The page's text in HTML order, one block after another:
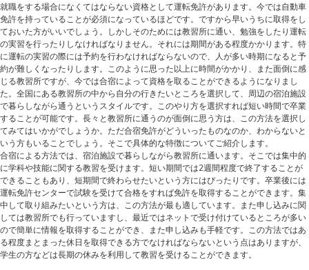
就職をする場合になくてはならない資格として運転免許があります。今では自動車
免許を持っていることが必須になっているほどです。ですから早いうちに取得をし
ておいた方がいいでしょう。しかしそのためには教習所に通い、勉強をしたり運転
の実習を行ったりしなければなりません。それには期間がある程度かかります。特
に運転の実習の際には予約を行わなければならないので、人が多い時期になると予
約が難しくなったりします。このように思った以上に時間がかかり、また面倒に感
じる教習所ですが、今では合宿によって資格を取ることができるようになりまし
た。全国にある教習所の中から自分の行きたいところを選択して、周辺の宿泊施設
で暮らしながら通うというスタイルです。このやり方を選択すれば短い時間で卒業
することが可能です。長々と教習所に通うのが面倒に思う方は、この方法を選択し
てみてはいかがでしょうか。ただ合宿免許がどういったものなのか、わからないと
いう方もいることでしょう。そこで具体的な特徴についてご紹介します。
合宿による方法では、宿泊施設で暮らしながら教習所に通います。そこでは集中的
に学科や技能に関する教習を受けます。短い期間では2週間程度で終了することが
できることもあり、短期間で終わらせたいという方にはぴったりです。卒業後には
運転免許センターで試験を受けて合格をすれば免許を取得することができます。集
中して取り組みたいという方は、この方法が最も適しています。また申し込みに関
しては教習所でも行っていますし、最近ではネットで受け付けているところが多い
ので簡単に情報を取得することができ、また申し込みも手軽です。この方法ではあ
る程度まとまった休日を取得できる方でなければならないという点はありますが、
学生の方などは長期の休みを利用して教習を受けることができます。